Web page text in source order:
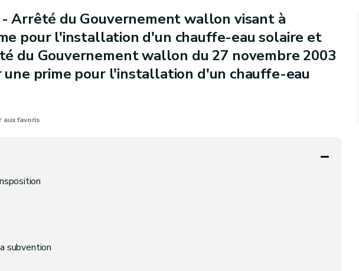
-Arrêté du Gouvernement wallon visant à
pour l'installation d'un chauffe-eau solaire et
du Gouvernement wallon du 27 novembre 2003
une prime pour l'installation d'un chauffe-eau
aux favoris
subvention